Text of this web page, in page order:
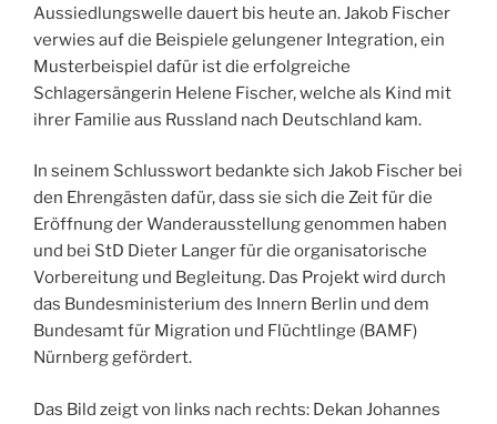
Aussiedlungswelle dauert bis heute an. Jakob Fischer
verwies auf die Beispiele gelungener Integration, ein
Musterbeispiel dafür ist die erfolgreiche
Schlagersängerin Helene Fischer, welche als Kind mit
ihrer Familie aus Russland nach Deutschland kam.
In seinem Schlusswort bedankte sich Jakob Fischer bei
den Ehrengästen dafür, dass sie sich die Zeit für die
Eröffnung der Wanderausstellung genommen haben
und bei StD Dieter Langer für die organisatorische
Vorbereitung und Begleitung. Das Projekt wird durch
das Bundesministerium des Innern Berlin und dem
Bundesamt für Migration und Flüchtlinge (BAMF)
Nürnberg gefördert.
Das Bild zeigt von links nach rechts: Dekan Johannes